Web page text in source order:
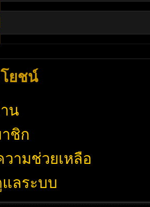
ยชน์
น
ชิก
วามช่วยเหลือ
ลระบบ